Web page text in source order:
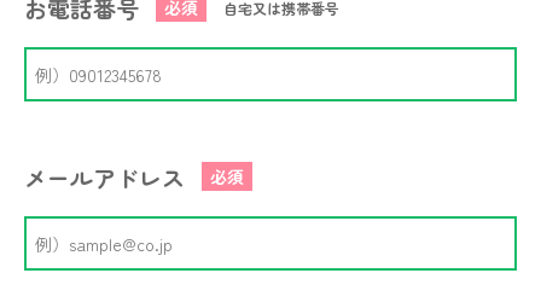
お電話番号 必須 自宅又は携帯番号
メールアドレス 必須